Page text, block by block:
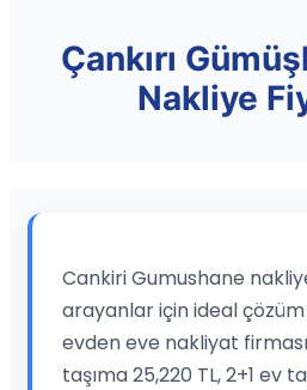
Çankırı
Nakliye
Cankiri Gumushane
arayanlar için ideal
evden eve nakliyat
taşıma 25,220 TL, 2+1 ev